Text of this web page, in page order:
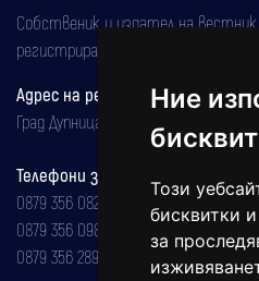
Ние
Този
бисквитки
за
Собственик и издател на вестник
регистрирана на 08.05.2002 година.
Адрес на редакцията
Град Дупница, ул.''Христо Ботев" 43
Телефони за реклама и
0879 356 082
0879 356 098
0879 356 289